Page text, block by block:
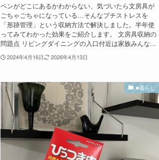
ペンがどこにあるかわからない、気づいたら文房具が
ごちゃごちゃになっている…そんなプチストレスを
「形跡管理」という収納方法で解決しました。半年使
ってみてわかった効果をご紹介します。 文房具収納の
問題点 リビングダイニングの入口付近は家族みんな...
2024年4月16日 2026年4月13日
■暮らし